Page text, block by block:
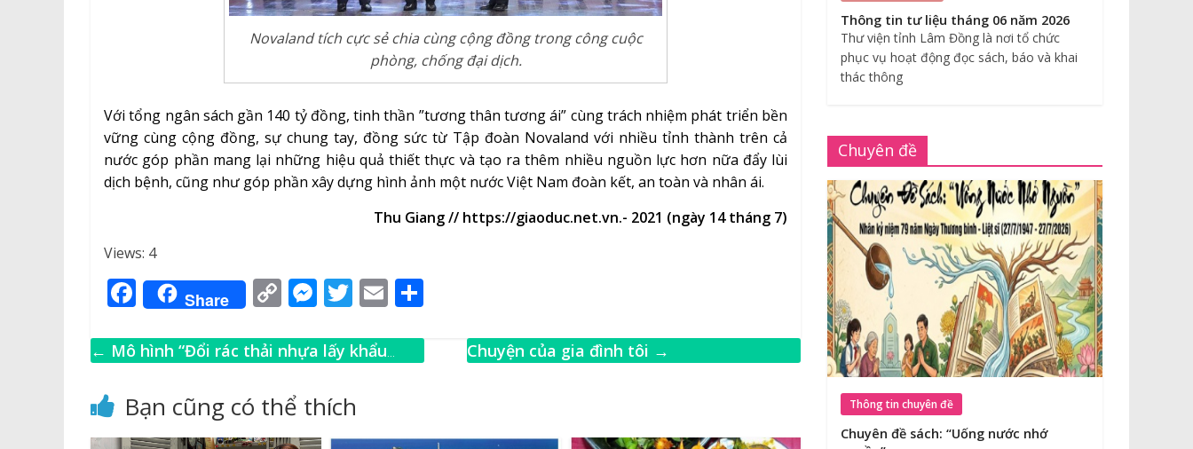
Novaland tích cực sẻ chia cùng cộng đồng trong công cuộc
phòng, chống đại dịch.
Với tổng ngân sách gần 140 tỷ đồng, tinh thần ”tương thân tương ái” cùng trách nhiệm phát triển bền
vững cùng cộng đồng, sự chung tay, đồng sức từ Tập đoàn Novaland với nhiều tỉnh thành trên cả
nước góp phần mang lại những hiệu quả thiết thực và tạo ra thêm nhiều nguồn lực hơn nữa đẩy lùi
dịch bệnh, cũng như góp phần xây dựng hình ảnh một nước Việt Nam đoàn kết, an toàn và nhân ái.
Thu Giang // https://giaoduc.net.vn.- 2021 (ngày 14 tháng 7)
Views: 4
F
a
c
b
o
Share C
p
Li
n
M
ss
n
g
T
it
r
E
ai ar
← Mô hình “Đổi rác thải nhựa lấy khẩu
Chuyện của gia đình tôi →
Bạn cũng có thể thích
Thông tin tư liệu tháng 06 năm 2026
Thư viện tỉnh Lâm Đồng là nơi tổ chức
phục vụ hoạt động đọc sách, báo và khai
thác thông
Chuyên đề
Thông tin chuyên đề
Chuyên đề sách: “Uống nước nhớ